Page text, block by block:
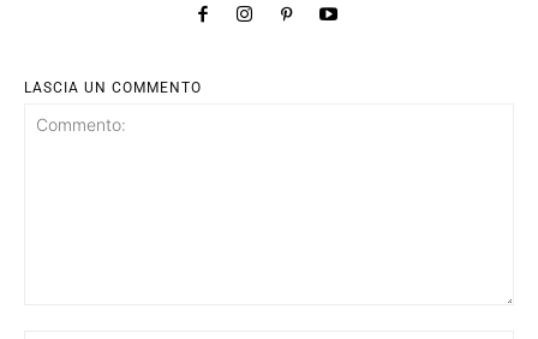
LASCIA UN COMMENTO